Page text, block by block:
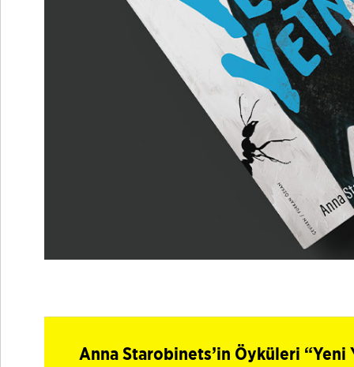
Anna Starobinets’in Öyküleri “Yeni